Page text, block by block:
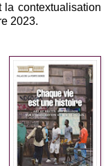
contextualisation
2023.